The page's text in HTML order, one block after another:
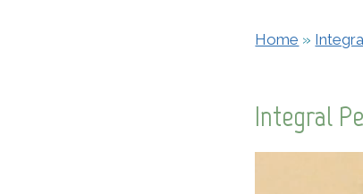
Home »
Integral